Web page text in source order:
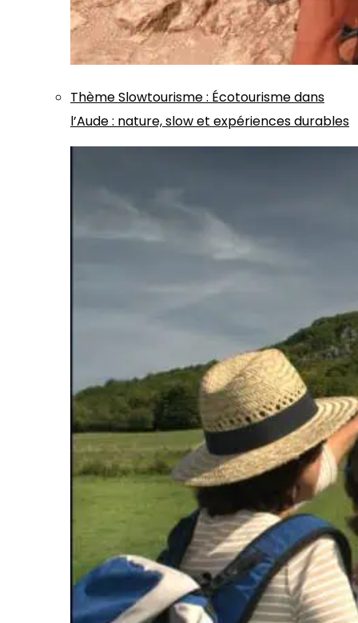
ThèmeSlowtourisme: Écotourisme dans
l’Aude : nature, slow et expériences durables